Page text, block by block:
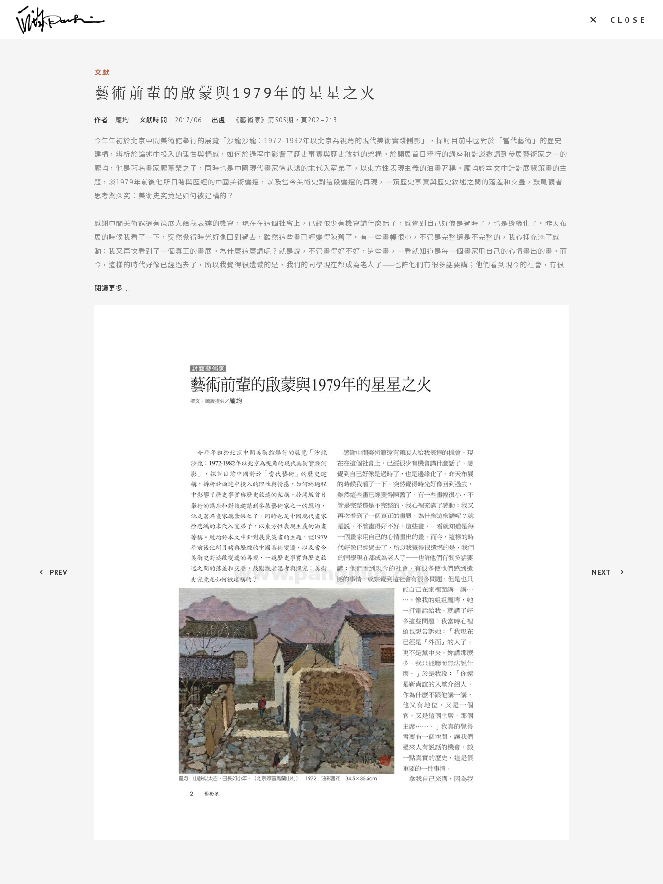
CLOSE
文獻
藝術前輩的啟蒙與1979年的星星之火
作者 龎均 文獻時間 2017/06 出處 《藝術家》第505期，頁202–213
今年年初於北京中間美術館舉行的展覽「沙龍沙龍：1972-1982年以北京為視角的現代美術實踐側影」，探討目前中國對於「當代藝術」的歷史
建構，辨析於論述中投入的理性與情感，如何於過程中影響了歷史事實與歷史敘述的架構。於開展首日舉行的講座和對談邀請到參展藝術家之一的
龎均，他是著名畫家龎薰琹之子，同時也是中國現代畫家徐悲鴻的末代入室弟子，以東方性表現主義的油畫著稱。龎均於本文中針對展覽策畫的主
題，談1979年前後他所目睹與歷經的中國美術變遷，以及當今美術史對這段變遷的再現，一窺歷史事實與歷史敘述之間的落差和交疊，鼓勵觀者
思考與探究：美術史究竟是如何被建構的？
感謝中間美術館還有策展人給我表達的機會，現在在這個社會上，已經很少有機會講什麼話了，感覺到自己好像是過時了，也是邊緣化了。昨天布
展的時候我看了一下，突然覺得時光好像回到過去，雖然這些畫已經變得陳舊了。有一些畫幅很小，不管是完整還是不完整的，我心裡充滿了感
動：我又再次看到了一個真正的畫展。為什麼這麼講呢？就是說，不管畫得好不好，這些畫，一看就知道是每一個畫家用自己的心情畫出的畫。而
今，這樣的時代好像已經過去了，所以我覺得很遺憾的是，我們的同學現在都成為老人了——也許他們有很多話要講；他們看到現今的社會，有很
些問題，我當時心裡頭也想告訴她：「我現在已經是『外面』的人了，更不是黨中央，妳講那麼多，我只能聽而無法說什麼。」於是我說：「你還
東西是杜撰的，是經過粉飾的，或者說是編造出來的。因此我突然想到，我們人類不可能去認識真正的歷史，因為真正的歷史就是真正的歷史，而
我們所知道的歷史是不同的人寫出來的。即使是司馬遷也會有他的侷限性，也有他想強調的或者是他想掩蓋的，甚至於他不敢說的東西，也許還會
有編造的地方；我們這些上千年以後的人，只能根據古人和一些零碎的東西做為我們自己的理論根據，其實有很多東西不是歷史。所以提到這樣的
我不是理論家，而是一個藝術家。以我自己的定位，我只談油畫、西畫這一方面。我覺得應該從1920年做為一個起點，1920年到今年，2017年，
還差三年才滿一百年：只不過是一個還沒滿一百年的油畫歷史。也許我這樣說有點兒過分：其實我們還沒有搞通什麼是油畫，現在更談不上接軌，
文化也沒有接他人之軌的問題。我們對一些西方的文化，甚至於一些油畫本身的技巧，說老實話，還是在一個很表面的情況下去移植過來、去學
習，非常膚淺之學，大有敷衍塞責之感，這個問題稍微有一點複雜。從1920年代論起，徐悲鴻是1919或是1920年去法國，屬於官派。我父親稍微
晚一點，實際上從那個年代開始，已經有兩個不同系統的學術觀點。不講深度影響，單看這兩個不同系統的學術觀點，發展於1920年代已經是近
現代很晚的時間了。巴黎畫派的莫迪利亞尼（Amedeo Modigliani）在1920年前剛去世，整個西方的藝術已經變成極為成熟的現代藝術，其他像
馬諦斯、塞尚也都離世了，只剩下莫內。莫內在1926年去世，但是我們中國人在這樣的時間點跑到西方去，一頭就栽進古典主義中。當然，這個
古典主義很吸引人，因為畫得很像，但是中國的真正文人怎麼看？舉中國清朝的文人鄒一桂為例，他撰寫《小山畫譜》，內文提及：「西洋人善勾
股法，故其繪畫於陰陽遠近，不差錙黍，所畫人物屋樹，皆有日影。其所用顏色與筆，與中華絕異。布影由闊而狹，以三角量之。畫宮室於牆壁，
令人幾欲走進。學者能參用一二，亦具醒法，但筆法全無，雖工亦匠，故不入畫品。」其實中國人對藝術的觀點很高，非常高，我們去移植西方藝
術的時候，沒有移植到西方當代這一塊，而是崇拜已經過時的那一塊，雖然做為教學來說也是重要的，畢竟藝術要有一個基礎。
當時整個藝術教育的核心是徐悲鴻院長，我叫他「徐伯伯」。他也是我的長輩，我對他是絕對的尊重，他是我藝術道路上的恩人；徐悲鴻去世的時
候我還在學校，替他守靈。在那個年代跟當時的巴黎畫派或者現代藝術真正掛勾且融合的，只有少數，如林風眠、常玉、劉海粟，還有我的父親。
大家在歷史上就這麼一直走過來。但現今對劉海粟的許多看法和言論不太公平；劉海粟不是正經八百到巴黎去留學的，以現在的說法，遊學一詞貼
切得多。他到巴黎住了幾年，也臨摹了一些畫，或自己畫，好像已經把自己擺在一個藝術家的地位，而確實劉海粟在辦教育方面，是中國的第一
人。當年，他在最早的時候辦一個小小的美術學校，以我們現在來講，就像畫室。那時候徐悲鴻從農村上來，在那裡讀過幾天書，畫過一些畫，劉
海粟還很欣賞他，把徐悲鴻的作品做為示範，給其他同學看。為什麼我說劉海粟了不起？因為他當時就看到美術教育要向西方學習，要用那樣方式
畫素描、畫人體，可是他主張畫人體的時候，被國民黨政府以傷風敗俗取締，所以劉海粟自己脫光了衣服給同學畫。這個很了不起，他辦學校沒有
辦法，沒有模特兒就自己當模特兒。所以我們國內很多有成就的藝術家出自上海美術專科學校，我母親就是上海美專第三期的學生，和董希文是同
班同學。母親親口告訴我：「董希文在我們班上確實是畫得最好的一個。」所以說第一代（甚至於晚第一代藝術家半代之後的）很多中國前輩的藝
術家畢業於上海美專，並非畢業於徐悲鴻從法國回來後辦的北平藝術專科學校，那已經是後來的事情了。當我們回顧中國的美術教育，必須正視一
個事實：這就是1920年代後，中國開始移植西方美術教育的時間點，同時也正是西方近現代藝術很成熟的時期。但中國的美術教育從來沒有近現
代藝術這一塊，特別是在1949年以後的教育，完全沒有。對於移植西方藝術教育經驗，我們狹隘地走過了半個世紀。在西方近現代藝術斷層的情
閱讀更多...
PREV NEXT